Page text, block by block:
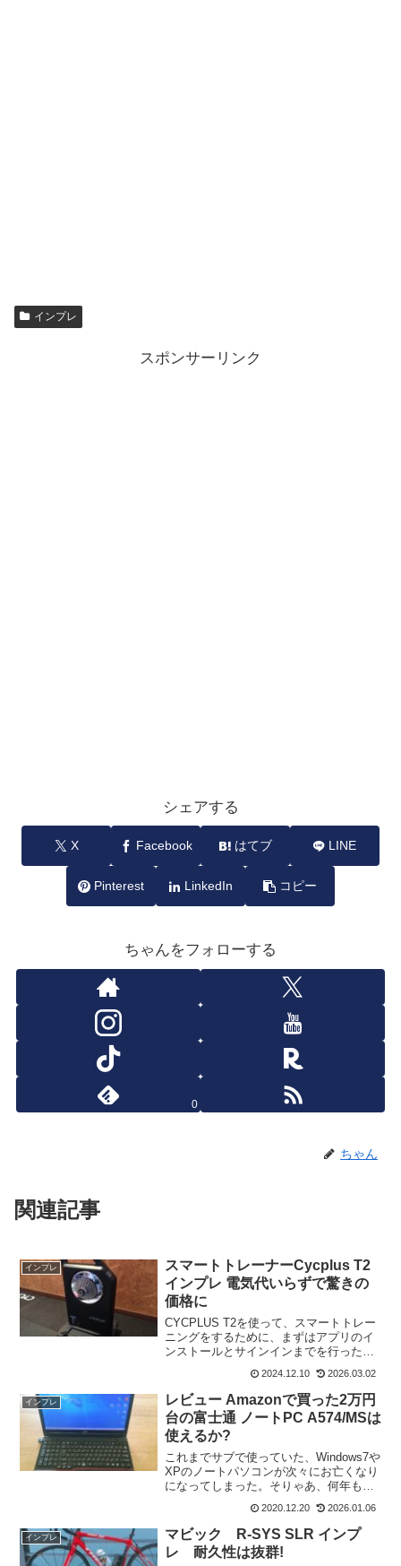
インプレ
スポンサーリンク
シェアする
X Facebook はてブ LINE
Pinterest LinkedIn コピー
ちゃんをフォローする
0
ちゃん
関連記事
インプレ
スマートトレーナーCycplus T2
インプレ 電気代いらずで驚きの
価格に
CYCPLUS T2を使って、スマートトレー
ニングをするために、まずはアプリのイ
ンストールとサインインまでを行った。
プAS2 Proを販売している中国のメーカ
ーだ。(function(b,c,f,...
2024.12.10 2026.03.02
インプレ
レビュー Amazonで買った2万円
台の富士通 ノートPC A574/MSは
使えるか?
これまでサブで使っていた、Windows7や
XPのノートパソコンが次々にお亡くなり
になってしまった。そりゃあ、何年も使
えば壊れますよね～。使えるパソコンは
ヒューレットパッカードの13.3インチの
ノートのみになっていた。レースなどを
見ている時...
2020.12.20 2026.01.06
インプレ
マビック R-SYS SLR インプ
レ 耐久性は抜群!